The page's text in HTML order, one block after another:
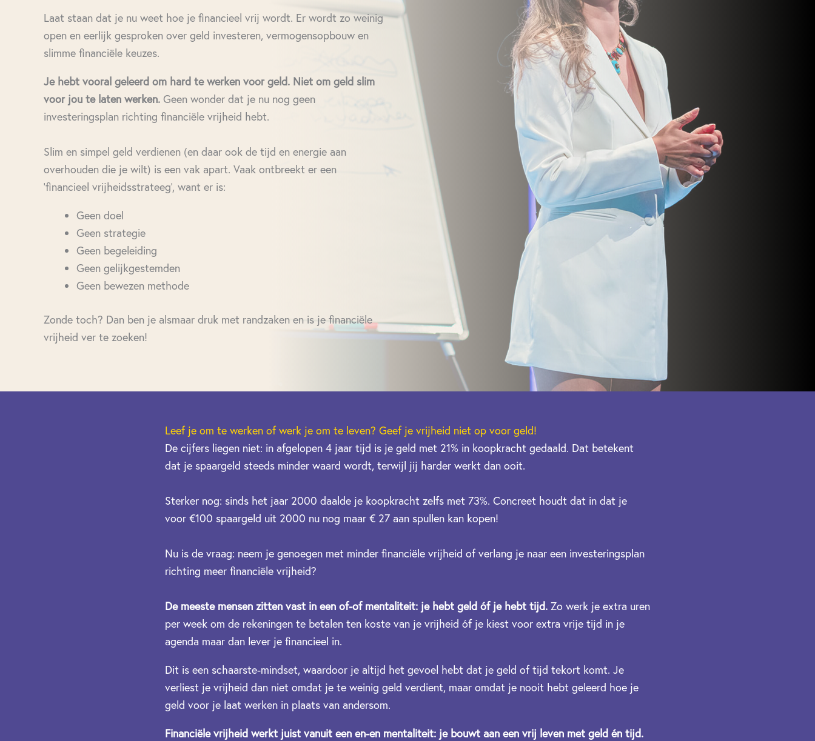
Laat staan dat je nu weet hoe je financieel vrij wordt. Er wordt zo weinig
open en eerlijk gesproken over geld investeren, vermogensopbouw en
slimme financiële keuzes.
Je hebt vooral geleerd om hard te werken voor geld. Niet om geld slim
voor jou te laten werken. Geen wonder dat je nu nog geen
investeringsplan richting financiële vrijheid hebt.
Slim en simpel geld verdienen (en daar ook de tijd en energie aan
overhouden die je wilt) is een vak apart. Vaak ontbreekt er een
‘financieel vrijheidsstrateeg’, want er is:
Geen doel
Geen strategie
Geen begeleiding
Geen gelijkgestemden
Geen bewezen methode
Zonde toch? Dan ben je alsmaar druk met randzaken en is je financiële
vrijheid ver te zoeken!
Leef je om te werken of werk je om te leven? Geef je vrijheid niet op voor geld!
De cijfers liegen niet: in afgelopen 4 jaar tijd is je geld met 21% in koopkracht gedaald. Dat betekent
dat je spaargeld steeds minder waard wordt, terwijl jij harder werkt dan ooit.
Sterker nog: sinds het jaar 2000 daalde je koopkracht zelfs met 73%. Concreet houdt dat in dat je
voor €100 spaargeld uit 2000 nu nog maar € 27 aan spullen kan kopen!
Nu is de vraag: neem je genoegen met minder financiële vrijheid of verlang je naar een investeringsplan
richting meer financiële vrijheid?
De meeste mensen zitten vast in een of-of mentaliteit: je hebt geld óf je hebt tijd. Zo werk je extra uren
per week om de rekeningen te betalen ten koste van je vrijheid óf je kiest voor extra vrije tijd in je
agenda maar dan lever je financieel in.
Dit is een schaarste-mindset, waardoor je altijd het gevoel hebt dat je geld of tijd tekort komt. Je
verliest je vrijheid dan niet omdat je te weinig geld verdient, maar omdat je nooit hebt geleerd hoe je
geld voor je laat werken in plaats van andersom.
Financiële vrijheid werkt juist vanuit een en-en mentaliteit: je bouwt aan een vrij leven met geld én tijd.